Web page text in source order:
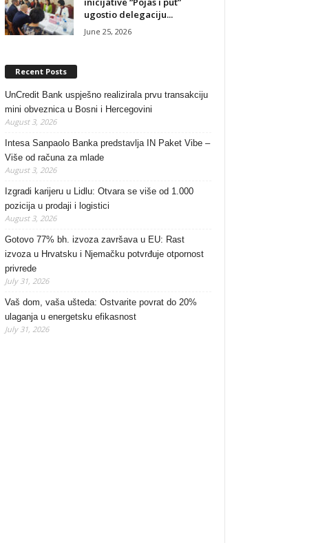
ugostio delegaciju...
June 25, 2026
Recent Posts
UnCredit Bank uspješno realizirala prvu transakciju
mini obveznica u Bosni i Hercegovini
August 3, 2026
Intesa Sanpaolo Banka predstavlja IN Paket Vibe –
Više od računa za mlade
August 3, 2026
Izgradi karijeru u Lidlu: Otvara se više od 1.000
pozicija u prodaji i logistici
August 3, 2026
Gotovo 77% bh. izvoza završava u EU: Rast
izvoza u Hrvatsku i Njemačku potvrđuje otpornost
privrede
July 31, 2026
Vaš dom, vaša ušteda: Ostvarite povrat do 20%
ulaganja u energetsku efikasnost
July 31, 2026